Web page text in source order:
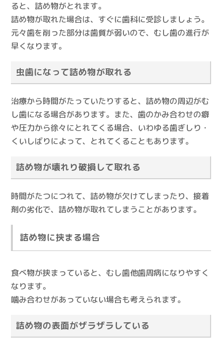
ると、詰め物がとれます。
詰め物が取れた場合は、すぐに歯科に受診しましょう。
元々歯を削った部分は歯質が弱いので、むし歯の進行が
早くなります。
虫歯になって詰め物が取れる
治療から時間がたっていたりすると、詰め物の周辺がむ
し歯になる場合があります。また、歯のかみ合わせの癖
や圧力から徐々にとれてくる場合、いわゆる歯ぎしり・
くいしばりによって、とれてくることもあります。
詰め物が壊れり破損して取れる
時間がたつにつれて、詰め物が欠けてしまったり、接着
剤の劣化で、詰め物が取れてしまうことがあります。
詰め物に挟まる場合
食べ物が挟まっていると、むし歯他歯周病になりやすく
なります。
噛み合わせがあっていない場合も考えられます。
詰め物の表面がザラザラしている